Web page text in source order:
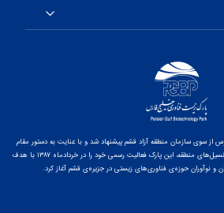
سوی سازمان منطقه آزاد قشم پیشنهاد شد و با عنایت به دستور مقام
معظم رهبری و پس از ارائه‌ی گزارشی از پتانسیل‌های منطقه، این پارک فعالیت رسمی خود را در خردادماه ۱۳۸۷ با هدف
و نوآوران حوزه‌ی فناوری‌های زیستی در جزیره‌ی قشم آغاز کرد.